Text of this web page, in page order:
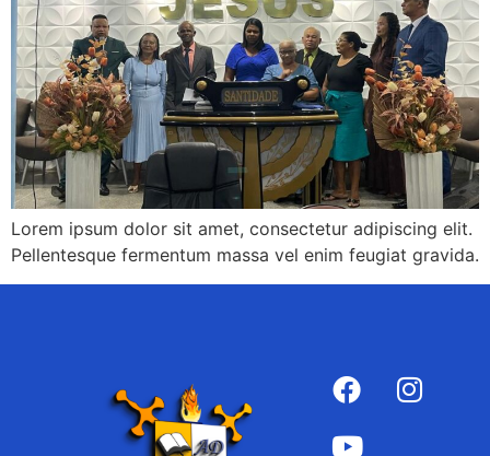
Lorem ipsum dolor sit amet, consectetur adipiscing elit.
Pellentesque fermentum massa vel enim feugiat gravida.